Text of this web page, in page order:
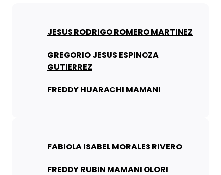
JESUS RODRIGO ROMERO MARTINEZ
GREGORIO JESUS ESPINOZA
GUTIERREZ
FREDDY HUARACHI MAMANI
FABIOLA ISABEL MORALES RIVERO
FREDDY RUBIN MAMANI OLORI